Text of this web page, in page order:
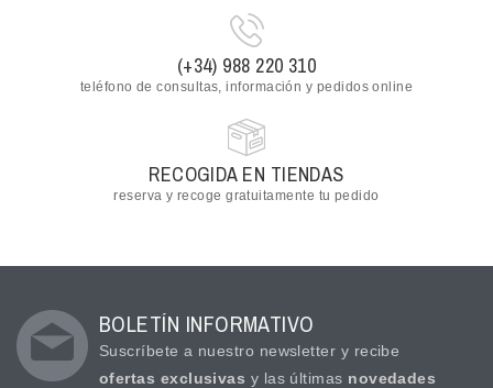
(+34) 988 220 310
teléfono de consultas, información y pedidos online
RECOGIDA EN TIENDAS
reserva y recoge gratuitamente tu pedido
BOLETÍN INFORMATIVO
Suscríbete a nuestro newsletter y recibe
ofertas exclusivas y las últimas novedades